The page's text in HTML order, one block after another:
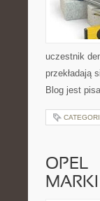
uczestnik
przekładają
Blog jest
OPEL
MARKI